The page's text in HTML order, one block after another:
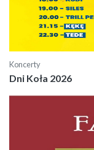
Koncerty
Dni Koła 2026